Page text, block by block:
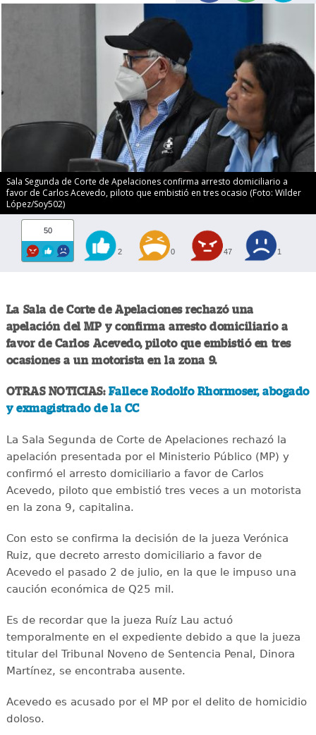
Sala Segunda de Corte de Apelaciones confirma arresto domiciliario a
favor de Carlos Acevedo, piloto que embistió en tres ocasio (Foto: Wilder
López/Soy502)
50
2 0 47 1
La Sala de Corte de Apelaciones rechazó una
apelación del MP y confirma arresto domiciliario a
favor de Carlos Acevedo, piloto que embistió en tres
ocasiones a un motorista en la zona 9.
OTRAS NOTICIAS: Fallece Rodolfo Rhormoser, abogado
y exmagistrado de la CC
La Sala Segunda de Corte de Apelaciones rechazó la
apelación presentada por el Ministerio Público (MP) y
confirmó el arresto domiciliario a favor de Carlos
Acevedo, piloto que embistió tres veces a un motorista
en la zona 9, capitalina.
Con esto se confirma la decisión de la jueza Verónica
Ruiz, que decreto arresto domiciliario a favor de
Acevedo el pasado 2 de julio, en la que le impuso una
caución económica de Q25 mil.
Es de recordar que la jueza Ruíz Lau actuó
temporalmente en el expediente debido a que la jueza
titular del Tribunal Noveno de Sentencia Penal, Dinora
Martínez, se encontraba ausente.
Acevedo es acusado por el MP por el delito de homicidio
doloso.